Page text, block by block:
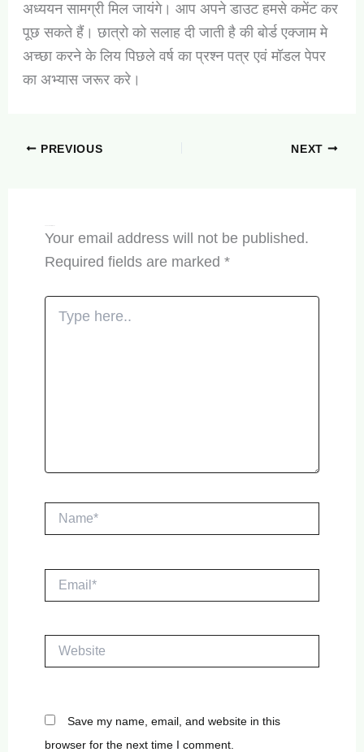
अध्ययन सामग्री मिल जायंगे। आप अपने डाउट हमसे कमेंट कर
पूछ सकते हैं। छात्रो को सलाह दी जाती है की बोर्ड एक्जाम मे
अच्छा करने के लिय पिछले वर्ष का प्रश्न पत्र एवं मॉडल पेपर
का अभ्यास जरूर करे।
PREVIOUS NEXT
Your email address will not be published.
Required fields are marked *
Type
here..
Name*
Website
Save my name, email, and website in this
browser for the next time I comment.